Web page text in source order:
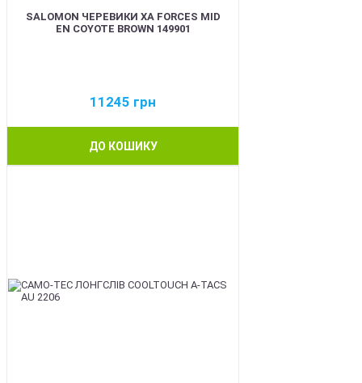
SALOMON ЧЕРЕВИКИ XA FORCES MID
EN COYOTE BROWN 149901
11245 грн
ДО КОШИКУ